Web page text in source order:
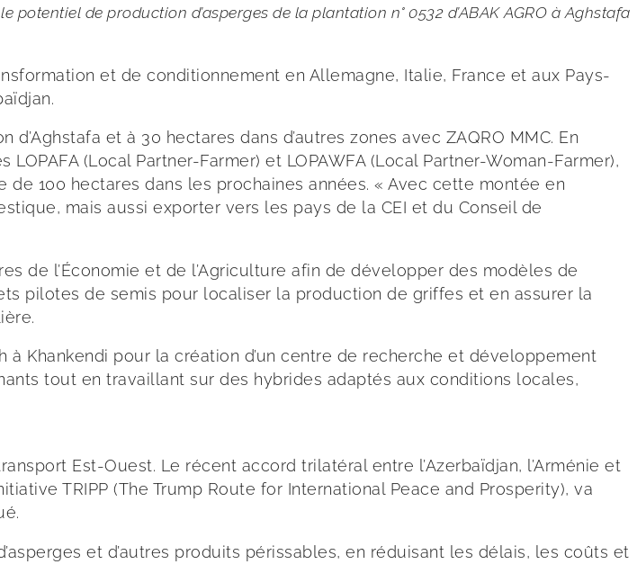
potentiel de production d’asperges de la plantation n° 0532 d’ABAK AGRO à Aghstafa
et de conditionnement en Allemagne, Italie, France et aux Pays-
et à 30 hectares dans d’autres zones avec ZAQRO MMC. En
(Local Partner-Farmer) et LOPAWFA (Local Partner-Woman-Farmer),
100 hectares dans les prochaines années. « Avec cette montée en
mais aussi exporter vers les pays de la CEI et du Conseil de
de l’Économie et de l’Agriculture afin de développer des modèles de
pilotes de semis pour localiser la production de griffes et en assurer la
Khankendi pour la création d’un centre de recherche et développement
tout en travaillant sur des hybrides adaptés aux conditions locales,
Est-Ouest. Le récent accord trilatéral entre l’Azerbaïdjan, l’Arménie et
TRIPP (The Trump Route for International Peace and Prosperity), va
et d’autres produits périssables, en réduisant les délais, les coûts et